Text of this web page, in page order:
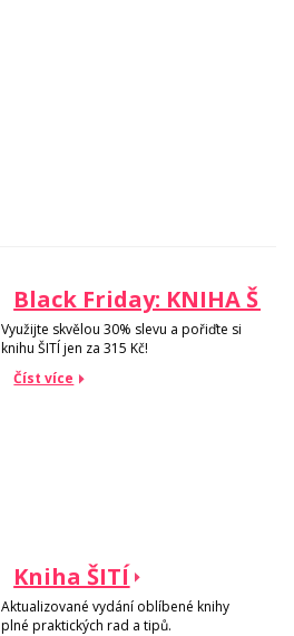
Black Friday: KNIHA
Využijte skvělou 30% slevu a pořiďte si
knihu ŠITÍ jen za 315 Kč!
Číst více
Kniha ŠITÍ
Aktualizované vydání oblíbené knihy
plné praktických rad a tipů.